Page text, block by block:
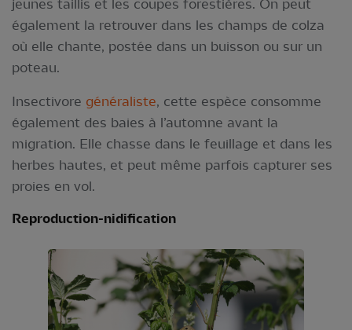
jeunes taillis et les coupes forestières. On peut
également la retrouver dans les champs de colza
où elle chante, postée dans un buisson ou sur un
poteau.
Insectivore généraliste, cette espèce consomme
également des baies à l’automne avant la
migration. Elle chasse dans le feuillage et dans les
herbes hautes, et peut même parfois capturer ses
proies en vol.
Reproduction-nidification